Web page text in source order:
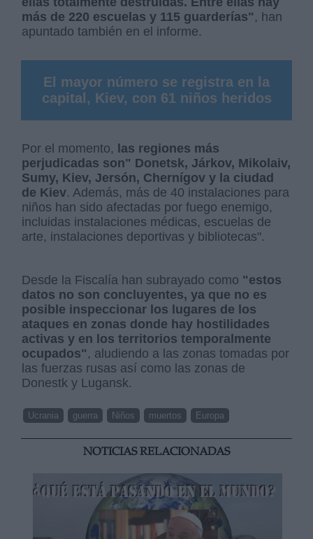
más de 220 escuelas y 115 guarderías" , han
apuntado también en el informe.
El mayor número se registra en la
capital, Kiev, con 61 niños heridos
Por el momento,
las regiones más
perjudicadas son" Donetsk, Járkov, Mikolaiv,
Sumy, Kiev, Jersón, Chernígov y la ciudad
de Kiev. Además, más de 40 instalaciones para
niños han sido afectadas por fuego enemigo,
incluidas instalaciones médicas, escuelas de
arte, instalaciones deportivas y bibliotecas".
Desde la Fiscalía han subrayado como "estos
datos no son concluyentes, ya que no es
posible inspeccionar los lugares de los
ataques en zonas donde hay hostilidades
activas y en los territorios temporalmente
ocupados" , aludiendo a las zonas tomadas por
las fuerzas rusas así como las zonas de
Donestk y Lugansk.
Ucrania guerra Niños muertos Europa
NOTICIAS RELACIONADAS